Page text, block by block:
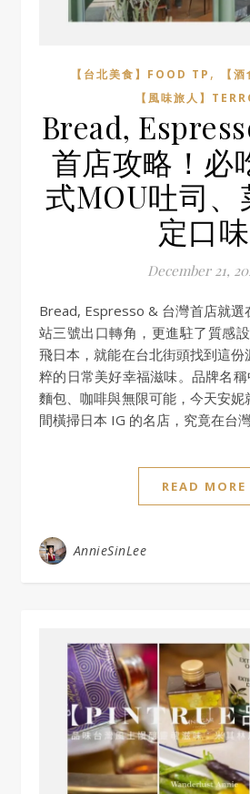
【台北美食】FOOD TP , 【
【風味旅人】
Bread,
首店攻略！必
式MOU吐司、
定口味
December 21,
Bread, Espresso & 台灣首店就選在熱鬧的西門町捷運
站三號出口轉角，更進駐了質感
飛日本，就能在台北街頭找到這
粹的日常美好幸福滋味。品牌名
麵包、咖啡與無限可能，今天安
間橫掃日本 IG 的名店，究竟在台
READ MORE
AnnieSinLee